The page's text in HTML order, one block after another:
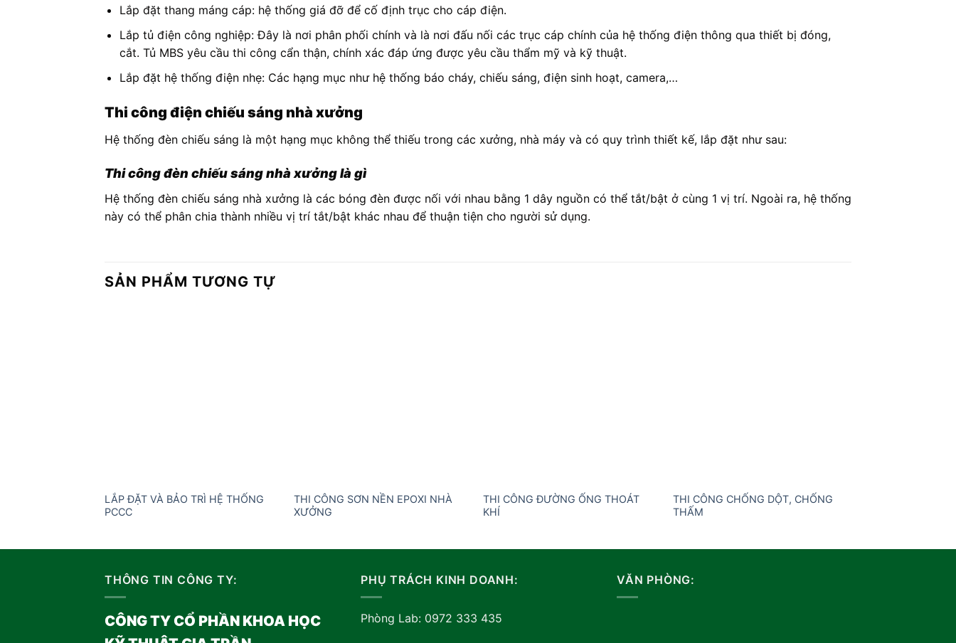
Lắp đặt thang máng cáp: hệ thống giá đỡ để cố định trục cho cáp điện.
Lắp tủ điện công nghiệp: Đây là nơi phân phối chính và là nơi đấu nối các trục cáp chính của hệ thống điện thông qua thiết bị đóng,
cắt. Tủ MBS yêu cầu thi công cẩn thận, chính xác đáp ứng được yêu cầu thẩm mỹ và kỹ thuật.
Lắp đặt hệ thống điện nhẹ: Các hạng mục như hệ thống báo cháy, chiếu sáng, điện sinh hoạt, camera,…
Thi công điện chiếu sáng nhà xưởng
Hệ thống đèn chiếu sáng là một hạng mục không thể thiếu trong các xưởng, nhà máy và có quy trình thiết kế, lắp đặt như sau:
Thi công đèn chiếu sáng nhà xưởng là gì
Hệ thống đèn chiếu sáng nhà xưởng là các bóng đèn được nối với nhau bằng 1 dây nguồn có thể tắt/bật ở cùng 1 vị trí. Ngoài ra, hệ thống
này có thể phân chia thành nhiều vị trí tắt/bật khác nhau để thuận tiện cho người sử dụng.
SẢN PHẨM TƯƠNG TỰ
LẮP ĐẶT VÀ BẢO TRÌ HỆ THỐNG
PCCC
THI CÔNG SƠN NỀN EPOXI NHÀ
XƯỞNG
THI CÔNG ĐƯỜNG ỐNG THOÁT
KHÍ
THI CÔNG CHỐNG DỘT, CHỐNG
THẤM
THÔNG TIN CÔNG TY:
CÔNG TY CỔ PHẦN KHOA HỌC
PHỤ TRÁCH KINH DOANH:
Phòng Lab: 0972 333 435
VĂN PHÒNG: